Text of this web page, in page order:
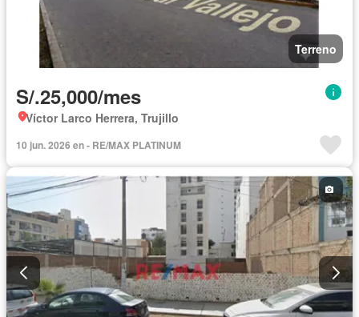
Terreno
S/.25,000/mes
Víctor Larco Herrera, Trujillo
10 jun. 2026 en - RE/MAX PLATINUM